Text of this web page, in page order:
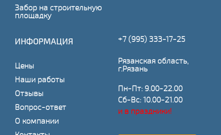
Забор на строительную
площадку
ИНФОРМАЦИЯ
Цены
Наши работы
Отзывы
Вопрос-ответ
О компании
+7 (995) 333-17-25
Рязанская область,
г.Рязань
Пн-Пт: 9.00-22.00
Сб-Вс: 10.00-21.00
и в праздники!